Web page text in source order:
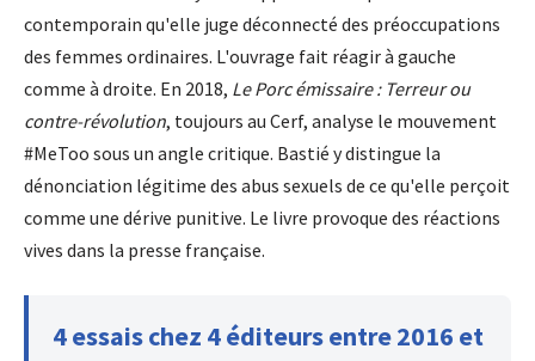
contemporain qu'elle juge déconnecté des préoccupations
des femmes ordinaires. L'ouvrage fait réagir à gauche
comme à droite. En 2018, Le Porc émissaire : Terreur ou
contre-révolution, toujours au Cerf, analyse le mouvement
#MeToo sous un angle critique. Bastié y distingue la
dénonciation légitime des abus sexuels de ce qu'elle perçoit
comme une dérive punitive. Le livre provoque des réactions
vives dans la presse française.
4 essais chez 4 éditeurs entre 2016 et